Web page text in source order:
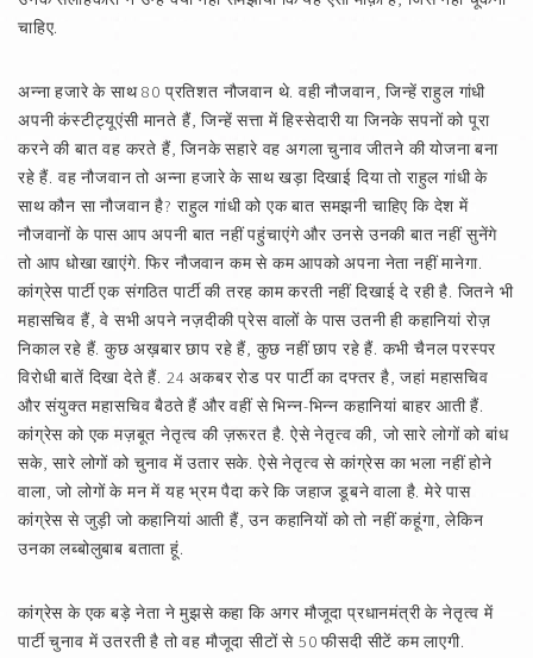
चाहिए.
अन्ना हजारे के साथ 80 प्रतिशत नौजवान थे. वही नौजवान, जिन्हें राहुल गांधी
अपनी कंस्टीट्यूएंसी मानते हैं, जिन्हें सत्ता में हिस्सेदारी या जिनके सपनों को पूरा
करने की बात वह करते हैं, जिनके सहारे वह अगला चुनाव जीतने की योजना बना
रहे हैं. वह नौजवान तो अन्ना हजारे के साथ खड़ा दिखाई दिया तो राहुल गांधी के
साथ कौन सा नौजवान है? राहुल गांधी को एक बात समझनी चाहिए कि देश में
नौजवानों के पास आप अपनी बात नहीं पहुंचाएंगे और उनसे उनकी बात नहीं सुनेंगे
तो आप धोखा खाएंगे. फिर नौजवान कम से कम आपको अपना नेता नहीं मानेगा.
कांग्रेस पार्टी एक संगठित पार्टी की तरह काम करती नहीं दिखाई दे रही है. जितने भी
महासचिव हैं, वे सभी अपने नज़दीकी प्रेस वालों के पास उतनी ही कहानियां रोज़
निकाल रहे हैं. कुछ अख़बार छाप रहे हैं, कुछ नहीं छाप रहे हैं. कभी चैनल परस्पर
विरोधी बातें दिखा देते हैं. 24 अकबर रोड पर पार्टी का दफ्तर है, जहां महासचिव
और संयुक्त महासचिव बैठते हैं और वहीं से भिन्न-भिन्न कहानियां बाहर आती हैं.
कांग्रेस को एक मज़बूत नेतृत्व की ज़रूरत है. ऐसे नेतृत्व की, जो सारे लोगों को बांध
सके, सारे लोगों को चुनाव में उतार सके. ऐसे नेतृत्व से कांग्रेस का भला नहीं होने
वाला, जो लोगों के मन में यह भ्रम पैदा करे कि जहाज डूबने वाला है. मेरे पास
कांग्रेस से जुड़ी जो कहानियां आती हैं, उन कहानियों को तो नहीं कहूंगा, लेकिन
उनका लब्बोलुबाब बताता हूं.
कांग्रेस के एक बड़े नेता ने मुझसे कहा कि अगर मौजूदा प्रधानमंत्री के नेतृत्व में
पार्टी चुनाव में उतरती है तो वह मौजूदा सीटों से 50 फीसदी सीटें कम लाएगी.